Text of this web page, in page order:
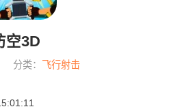
空3D
分类： 飞行射击